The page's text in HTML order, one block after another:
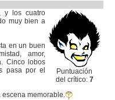
Puntuación
del crítico: 7
y los cuatro
muy bien a
en un buen
amor,
Cinco lobos
pasa por el
escena memorable.